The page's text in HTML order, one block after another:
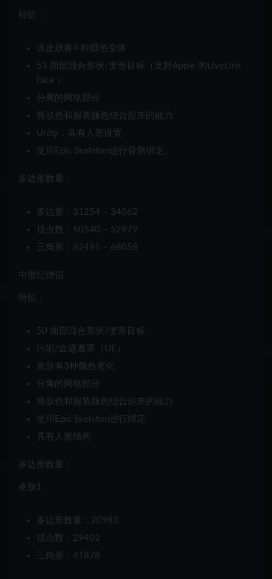
特征：
该皮肤有 4 种颜色变体
53
面部混合形状/变形目标 （支持Apple 的 LiveLink
Face ）
分离的网格部分
将肤色和服装颜色结合起来的能力
Unity： 具有 人形 设置
使用 Epic Skeleton 进行骨骼绑定。
多边形数量：
多边形：31254 – 34062
顶点数：50540 – 52979
三角形：62495 – 68058
中世纪僧侣
特征：
50 面部混合形状/变形目标
污垢/血迹遮罩（UE）
皮肤有3种颜色变化
分离的网格部分
将肤色和服装颜色结合起来的能力
使用 Epic Skeleton进行绑定
具有 人形结构
多边形数量：
皮肤1
多边形数量：20983
顶点数：29402
三角形：41878